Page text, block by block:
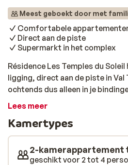
Meest geboekt door met
Comfortabele
Direct aan de piste
Supermarkt in het complex
Résidence Les Temples du
ligging, direct aan de piste in Val
ochtends dus alleen in je
kunt op pad. De appartementen
heerlijk genieten van de
inspanning, met als je geluk
pistes. De boodschappen doe je
supermarkt in het
Lees meer
Kamertypes
2-kamerappartement
geschikt voor 2 tot 4